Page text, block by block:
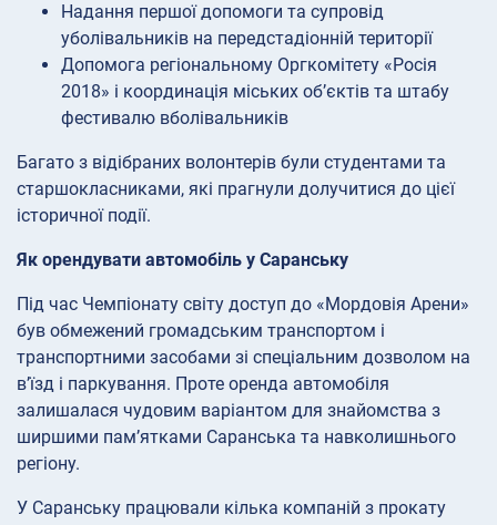
Надання першої допомоги та супровід
уболівальників на передстадіонній території
Допомога регіональному Оргкомітету «Росія
2018» і координація міських об’єктів та штабу
фестивалю вболівальників
Багато з відібраних волонтерів були студентами та
старшокласниками, які прагнули долучитися до цієї
історичної події.
Як орендувати автомобіль у Саранську
Під час Чемпіонату світу доступ до «Мордовія Арени»
був обмежений громадським транспортом і
транспортними засобами зі спеціальним дозволом на
в’їзд і паркування. Проте оренда автомобіля
залишалася чудовим варіантом для знайомства з
ширшими пам’ятками Саранська та навколишнього
регіону.
У Саранську працювали кілька компаній з прокату